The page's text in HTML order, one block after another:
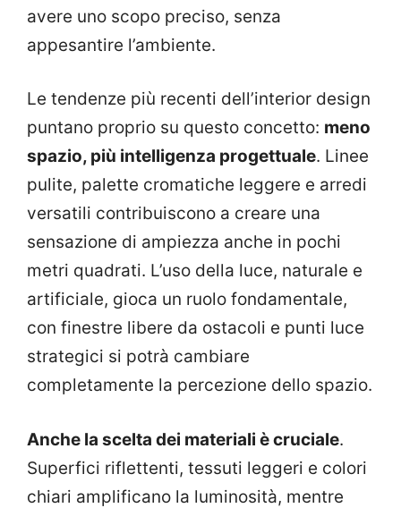
avere uno scopo preciso, senza
appesantire l’ambiente.
Le tendenze più recenti dell’interior design
puntano proprio su questo concetto: meno
spazio, più intelligenza progettuale. Linee
pulite, palette cromatiche leggere e arredi
versatili contribuiscono a creare una
sensazione di ampiezza anche in pochi
metri quadrati. L’uso della luce, naturale e
artificiale, gioca un ruolo fondamentale,
con finestre libere da ostacoli e punti luce
strategici si potrà cambiare
completamente la percezione dello spazio.
Anche la scelta dei materiali è cruciale.
Superfici riflettenti, tessuti leggeri e colori
chiari amplificano la luminosità, mentre